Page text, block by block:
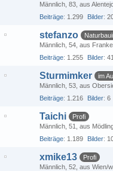
Männlich 83 aus
Beiträge 1.299 Bilder
stefanzo
Männlich 54 aus
Beiträge 1.255 Bilder 41
Sturmimker
im
Männlich 53 aus
Beiträge 1.216 Bilder 6
Taichi
Profi
Männlich 51 aus
Beiträge 1.189 Bilder
xmike13
Profi
Männlich 52 aus Wien/